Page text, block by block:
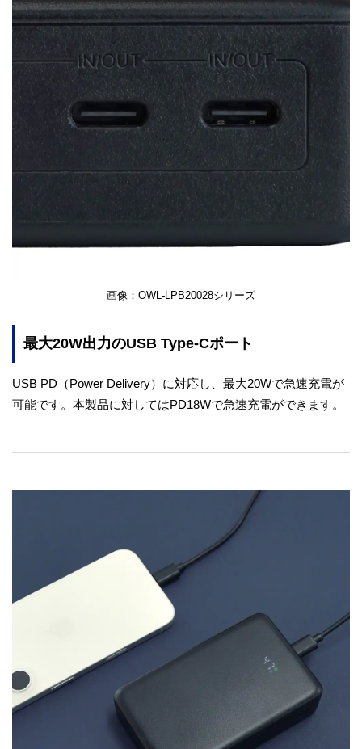
画像：OWL-LPB20028シリーズ
最大20W出力のUSB Type-Cポート
USB PD（Power Delivery）に対応し、最大20Wで急速充電が
可能です。本製品に対してはPD18Wで急速充電ができます。